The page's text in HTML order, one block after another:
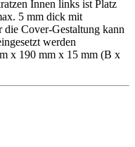
Innen links ist Platz
5 mm dick mit
Cover-Gestaltung kann
werden
x 190 mm x 15 mm (B x